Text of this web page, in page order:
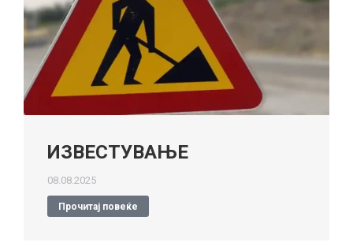
ИЗВЕСТУВАЊЕ
08.08.2025
Прочитај повеќе